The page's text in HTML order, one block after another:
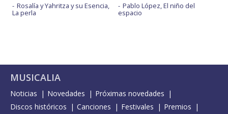
Rosalía y Yahritza y su Esencia,
La perla
Pablo López, El niño del
espacio
MUSICALIA
Noticias Novedades
Próximas novedades
Discos históricos
Canciones Festivales
Premios